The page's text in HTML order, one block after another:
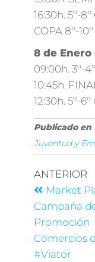
16:30h. 5º-
COPA 8º-
8 de Enero
09:00h. 3º-
10:45h.
12:30h. 5º-6º
Publicado en
Juventud y
ANTERIOR
Market
Campaña
Promoción
Comercios
#Viator